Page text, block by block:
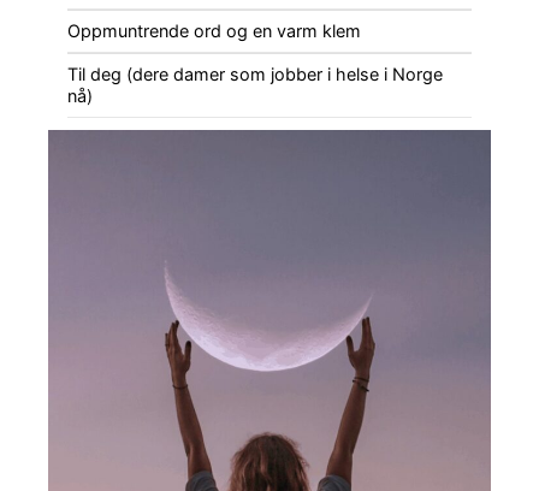
Oppmuntrende ord og en varm klem
Til deg (dere damer som jobber i helse i Norge
nå)